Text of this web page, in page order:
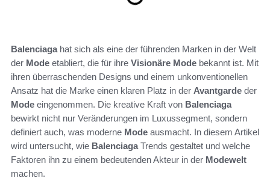
Balenciagahat sich als eine der führenden Marken in der Welt
der Mode etabliert, die für ihre Visionäre Mode bekannt ist. Mit
ihren überraschenden Designs und einem unkonventionellen
Ansatz hat die Marke einen klaren Platz in der Avantgarde der
Mode eingenommen. Die kreative Kraft von Balenciaga
bewirkt nicht nur Veränderungen im Luxussegment, sondern
definiert auch, was moderne Mode ausmacht. In diesem Artikel
wird untersucht, wie BalenciagaTrends gestaltet und welche
Faktoren ihn zu einem bedeutenden Akteur in der Modewelt
machen.